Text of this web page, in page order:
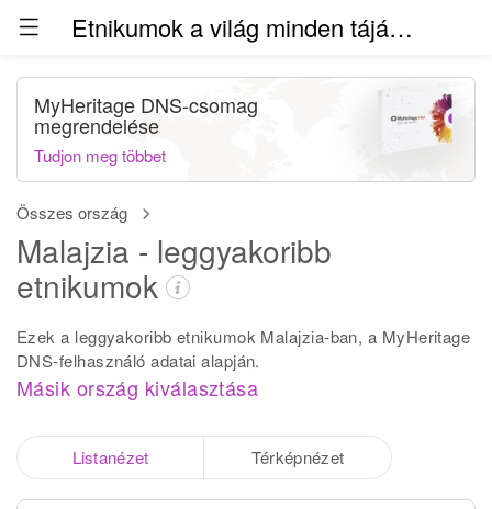
Etnikumok a világ minden táján (béta)
Összes ország
Malajzia - leggyakoribb
etnikumok
Ezek a leggyakoribb etnikumok Malajzia-ban, a MyHeritage
DNS-felhasználó adatai alapján.
Másik ország kiválasztása
MyHeritage DNS-csomag
megrendelése
Tudjon meg többet
Listanézet Térképnézet